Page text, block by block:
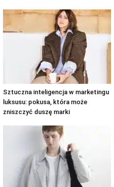
Sztuczna inteligencja w marketingu
luksusu: pokusa, która może
zniszczyć duszę marki